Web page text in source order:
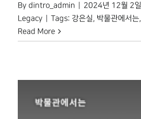
By dintro_admin 2024년 12월 2일
Legacy
Tags: 강은실 박물관에서는
Read More